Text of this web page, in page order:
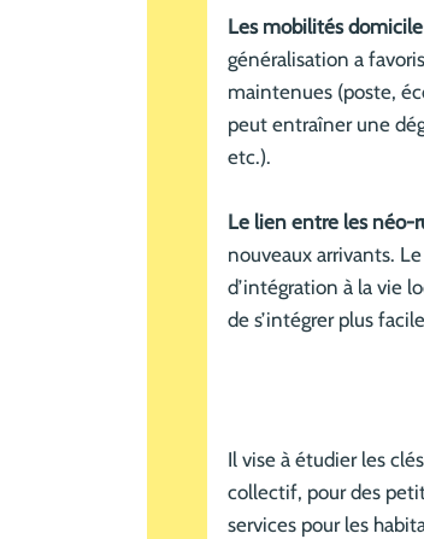
Les mobilités
généralisation a
maintenues (poste,
peut entraîner une
etc.).
Le lien entre les néo-
nouveaux arrivants.
d’intégration à la vie
de s’intégrer plus
Il vise à étudier les
collectif, pour des
services pour les